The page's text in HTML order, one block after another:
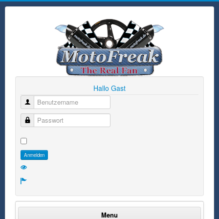
Hallo Gast
Benutzername
Passwort
Anmelden
Menu